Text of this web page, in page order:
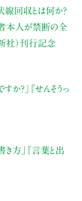
伏線回収とは何か？
本人が禁断の全
社）刊行記念
か？」
『せんそうっ
方」
『言葉と出